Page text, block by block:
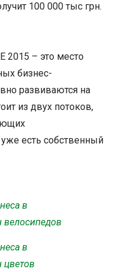
100 000 тыс грн.
2015 – это место
бизнес-
развиваются на
из двух потоков,
есть собственный
в
велосипедов
в
цветов